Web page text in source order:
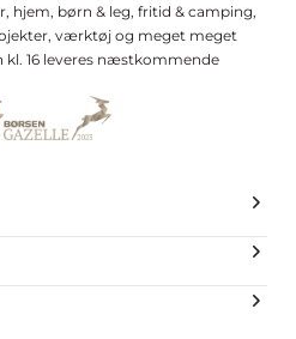
hjem, børn & leg, fritid & camping,
værktøj og meget meget
kl. 16 leveres næstkommende